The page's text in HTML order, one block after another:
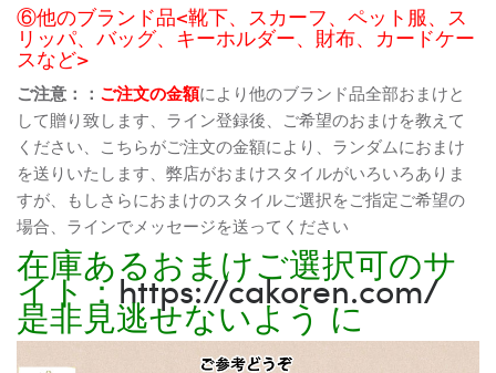
⑥他のブランド品<靴下、スカーフ、ペット服、ス
リッパ、バッグ、キーホルダー、財布、カードケー
スなど>
ご注意：： ご注文の金額により他のブランド品全部おまけと
して贈り致します、ライン登録後、ご希望のおまけを教えて
ください、こちらがご注文の金額により、ランダムにおまけ
を送りいたします、弊店がおまけスタイルがいろいろありま
すが、もしさらにおまけのスタイルご選択をご指定ご希望の
場合、ラインでメッセージを送ってください
在庫あるおまけご選択可のサ
イト：https://cakoren.com/
是非見逃せないよう に